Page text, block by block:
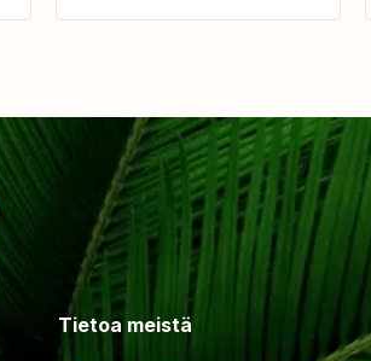
Tietoa meistä